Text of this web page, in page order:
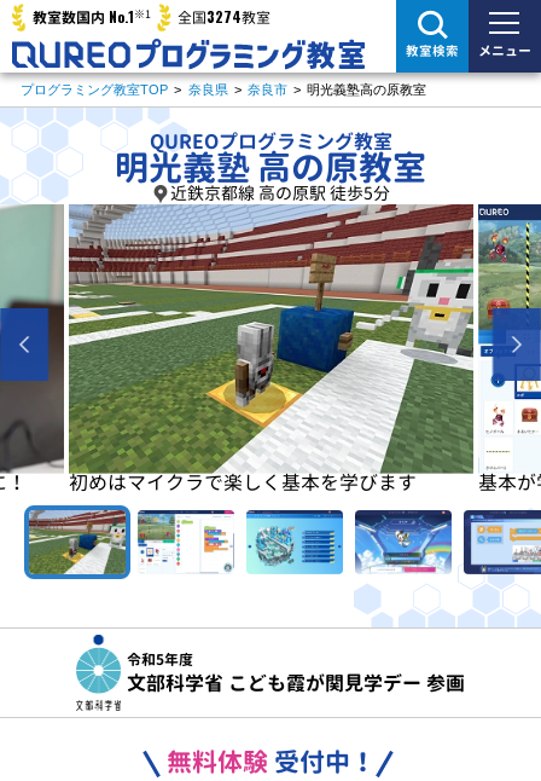
教室数国内 No.1※1 全国3274教室
教室検索 メニュー
プログラミング教室TOP > 奈良県 > 奈良市 > 明光義塾高の原教室
QUREOプログラミング教室
明光義塾 高の原教室
近鉄京都線 高の原駅 徒歩5分
！ 初めはマイクラで楽しく基本を学びます 基本
令和5年度
文部科学省 こども霞が関見学デー 参画
無料体験 受付中！